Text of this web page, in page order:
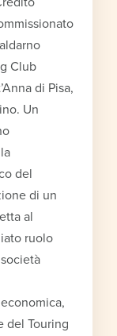
Club
di Pisa,
Un
del
di un
al
ruolo
del Touring